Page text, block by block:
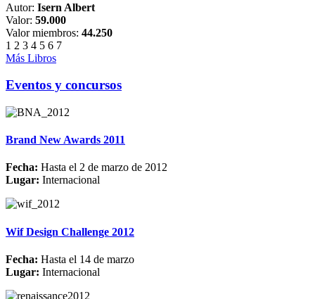
Autor: Isern Albert
Valor: 59.000
Valor miembros: 44.250
1 2 3 4 5 6 7
Más Libros
Eventos y concursos
Brand New Awards 2011
Fecha: Hasta el 2 de marzo de 2012
Lugar: Internacional
Wif Design Challenge 2012
Fecha: Hasta el 14 de marzo
Lugar: Internacional